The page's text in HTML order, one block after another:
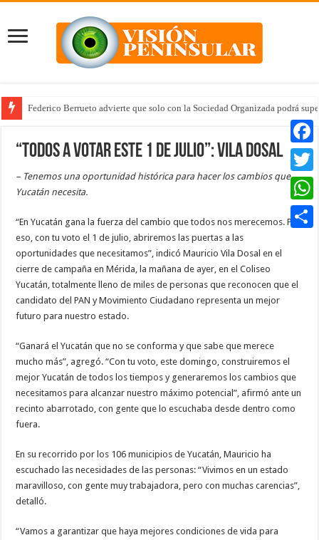
Federico Berrueto advierte que solo con la Sociedad Organizada podrá
“Todos a votar este 1 de julio”: Vila Dosal
– Tenemos una oportunidad histórica para hacer los cambios que
Yucatán necesita.
“En Yucatán gana la fuerza del cambio que todos nos merecemos. Por
eso, con tu voto el 1 de julio, abriremos las puertas a las
oportunidades que necesitamos”, indicó Mauricio Vila Dosal en el
cierre de campaña en Mérida, la mañana de ayer, en el Coliseo
Yucatán, totalmente lleno de miles de personas que reconocen que el
candidato del PAN y Movimiento Ciudadano representa un mejor
futuro para nuestro estado.
“Ganará el Yucatán que no se conforma y que sabe que merece
mucho más”, agregó. “Con tu voto, este domingo, construiremos el
mejor Yucatán de todos los tiempos y generaremos los cambios que
necesitamos para alcanzar nuestro máximo potencial”, afirmó ante un
recinto abarrotado, con gente que lo escuchaba desde dentro como
fuera.
En su recorrido por los 106 municipios de Yucatán, Mauricio ha
escuchado las necesidades de las personas: “Vivimos en un estado
maravilloso, con gente muy trabajadora, pero con muchas carencias”,
detalló.
“Vamos a garantizar que haya mejores condiciones de vida para
Twitter